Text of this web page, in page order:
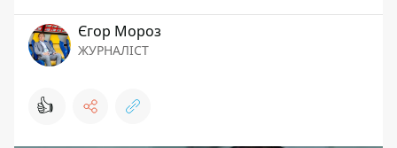
Єгор Мороз
ЖУРНАЛІСТ
👍